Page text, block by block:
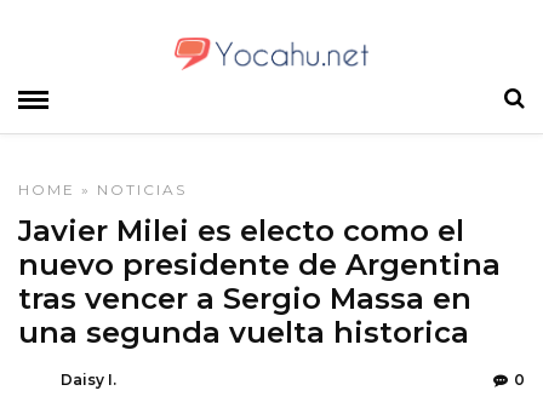
HOME » NOTICIAS
Javier Milei es electo como el
nuevo presidente de Argentina
tras vencer a Sergio Massa en
una segunda vuelta historica
Daisy I. 0